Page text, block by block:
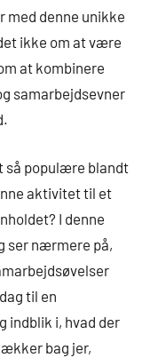
denne unikke
ikke om at være
at kombinere
samarbejdsevner
så populære blandt
aktivitet til et
I denne
ser nærmere på,
til en
indblik i, hvad der
bag jer,